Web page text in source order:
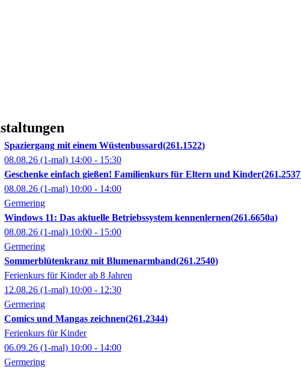
Spaziergang mit einem Wüstenbussard 261.1522
08.08.26 (1-mal) 14:00 - 15:30
Geschenke einfach gießen! Familienkurs für Eltern und Kinder 261.2537
08.08.26 (1-mal) 10:00 - 14:00
Germering
Windows 11: Das aktuelle Betriebssystem kennenlernen 261.6650a
08.08.26 (1-mal) 10:00 - 15:00
Germering
Sommerblütenkranz mit Blumenarmband 261.2540
Ferienkurs für Kinder ab 8 Jahren
12.08.26 (1-mal) 10:00 - 12:30
Germering
Comics und Mangas zeichnen 261.2344
Ferienkurs für Kinder
06.09.26 (1-mal) 10:00 - 14:00
Germering